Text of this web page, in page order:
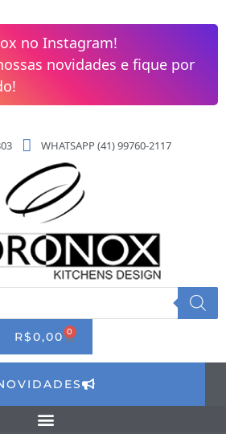
no Instagram!
novidades e fique por
WHATSAPP (41) 99760-2117
R$0,00 0 CART